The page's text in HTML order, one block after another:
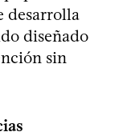
desarrolla
diseñado
sin